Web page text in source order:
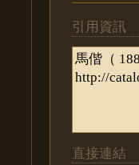
引用資訊
直接連結